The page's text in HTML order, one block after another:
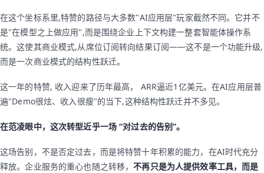
在这个坐标系里,特赞的路径与大多数"AI应用层"玩家截然不同。它并不
是"在模型之上做应用",而是围绕企业上下文构建一整套智能体操作系
统。这使其商业模式,从席位订阅转向结果订阅——这不是一个功能升级,
而是一次商业模式的结构性跃迁。
这一年的特赞, 收入迎来了历年最高， ARR逼近1亿美元。在AI应用层普
遍"Demo很炫、收入很瘦"的当下,这种结构性跃迁并不多见。
在范凌眼中，这次转型近乎一场 “对过去的告别”。
这场告别，不是否定过去，而是将特赞十年积累的能力，在AI时代充分
释放。企业服务的重心也随之转移，不再只是为人提供效率工具，而是